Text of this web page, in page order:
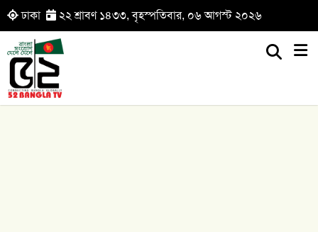
ঢাকা ২২ শ্রাবণ ১৪৩৩, বৃহস্পতিবার, ০৬ আগস্ট ২০২৬